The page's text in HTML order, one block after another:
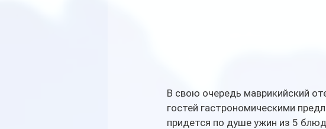
В свою очередь маврикийский
гостей гастрономическими
придется по душе ужин из 5